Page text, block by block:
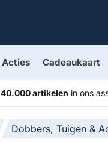
Acties Cadeaukaart
40.000 artikelen in ons
Dobbers, Tuigen &